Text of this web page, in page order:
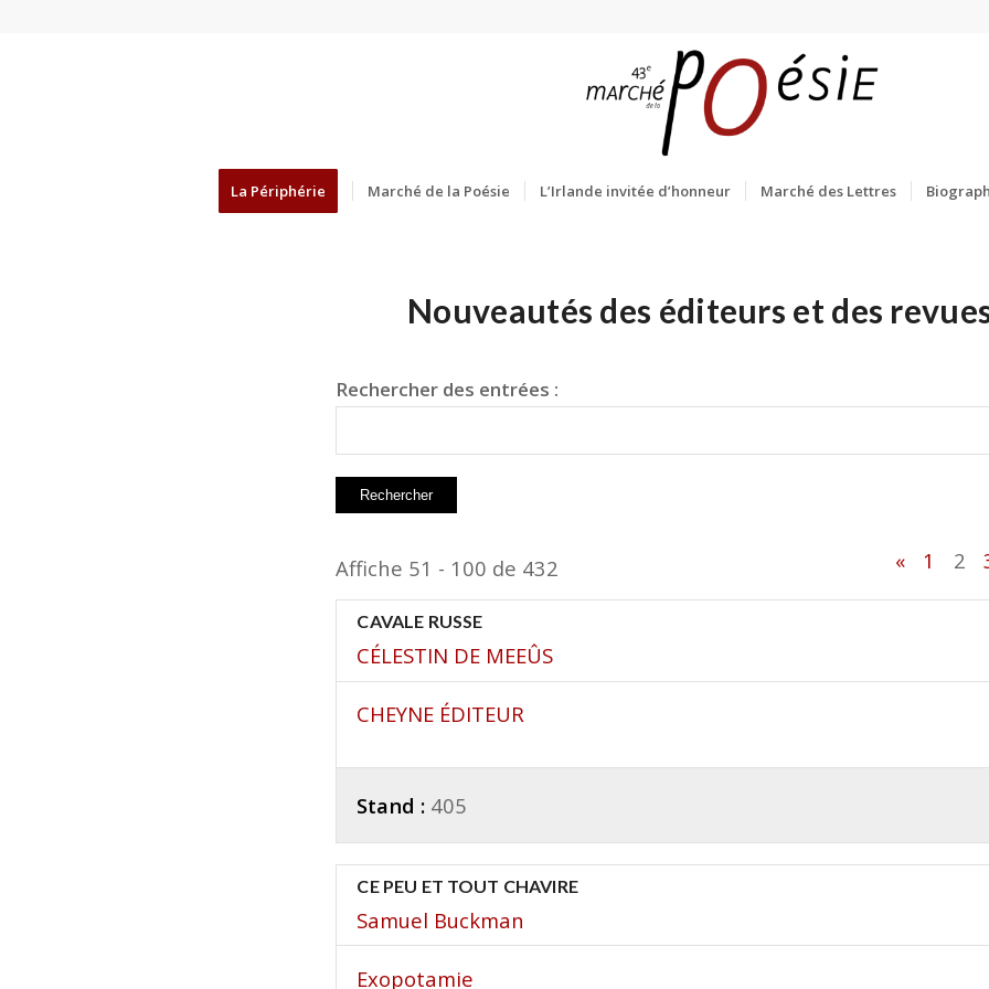
La Périphérie Marché de la Poésie L’Irlande invitée d’honneur Marché des Lettres
Nouveautés des éditeurs et des
Rechercher des entrées :
Affiche 51 - 100 de 432 « 1 2
CAVALE RUSSE
CÉLESTIN DE MEEÛS
CHEYNE ÉDITEUR
Stand : 405
CE PEU ET TOUT CHAVIRE
Samuel Buckman
Exopotamie